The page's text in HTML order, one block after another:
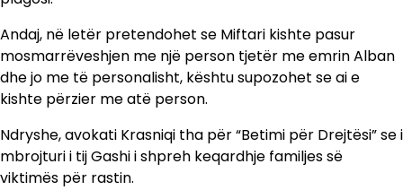
Andaj, në letër pretendohet se Miftari kishte pasur
mosmarrëveshjen me një person tjetër me emrin Alban
dhe jo me të personalisht, kështu supozohet se ai e
kishte përzier me atë person.
Ndryshe, avokati Krasniqi tha për “Betimi për Drejtësi” se i
mbrojturi i tij Gashi i shpreh keqardhje familjes së
viktimës për rastin.